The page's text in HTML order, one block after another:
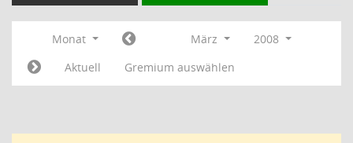
Monat März
2008
Aktuell
Gremium auswählen